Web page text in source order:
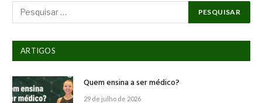
ARTIGOS
Quem ensina a ser médico?
29 de julho de 2026